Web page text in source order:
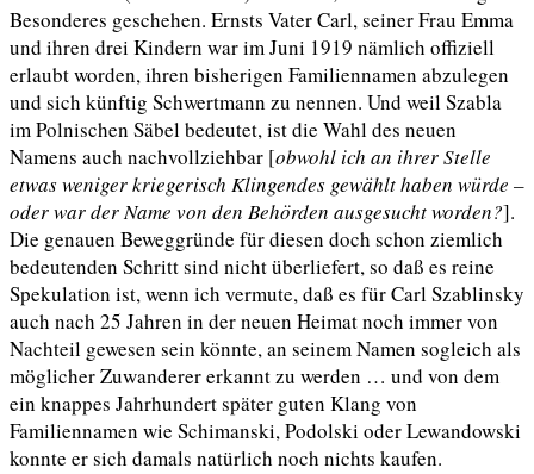
Besonderes geschehen. Ernsts Vater Carl, seiner Frau Emma
und ihren drei Kindern war im Juni 1919 nämlich offiziell
erlaubt worden, ihren bisherigen Familiennamen abzulegen
und sich künftig Schwertmann zu nennen. Und weil Szabla
im Polnischen Säbel bedeutet, ist die Wahl des neuen
Namens auch nachvollziehbar [obwohl ich an ihrer Stelle
etwas weniger kriegerisch Klingendes gewählt haben würde –
oder war der Name von den Behörden ausgesucht worden?].
Die genauen Beweggründe für diesen doch schon ziemlich
bedeutenden Schritt sind nicht überliefert, so daß es reine
Spekulation ist, wenn ich vermute, daß es für Carl Szablinsky
auch nach 25 Jahren in der neuen Heimat noch immer von
Nachteil gewesen sein könnte, an seinem Namen sogleich als
möglicher Zuwanderer erkannt zu werden … und von dem
ein knappes Jahrhundert später guten Klang von
Familiennamen wie Schimanski, Podolski oder Lewandowski
konnte er sich damals natürlich noch nichts kaufen.